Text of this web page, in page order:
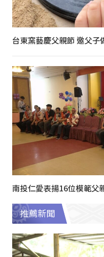
台東窯藝慶父親節 邀父子
南投仁愛表揚16位模範父
推薦新聞